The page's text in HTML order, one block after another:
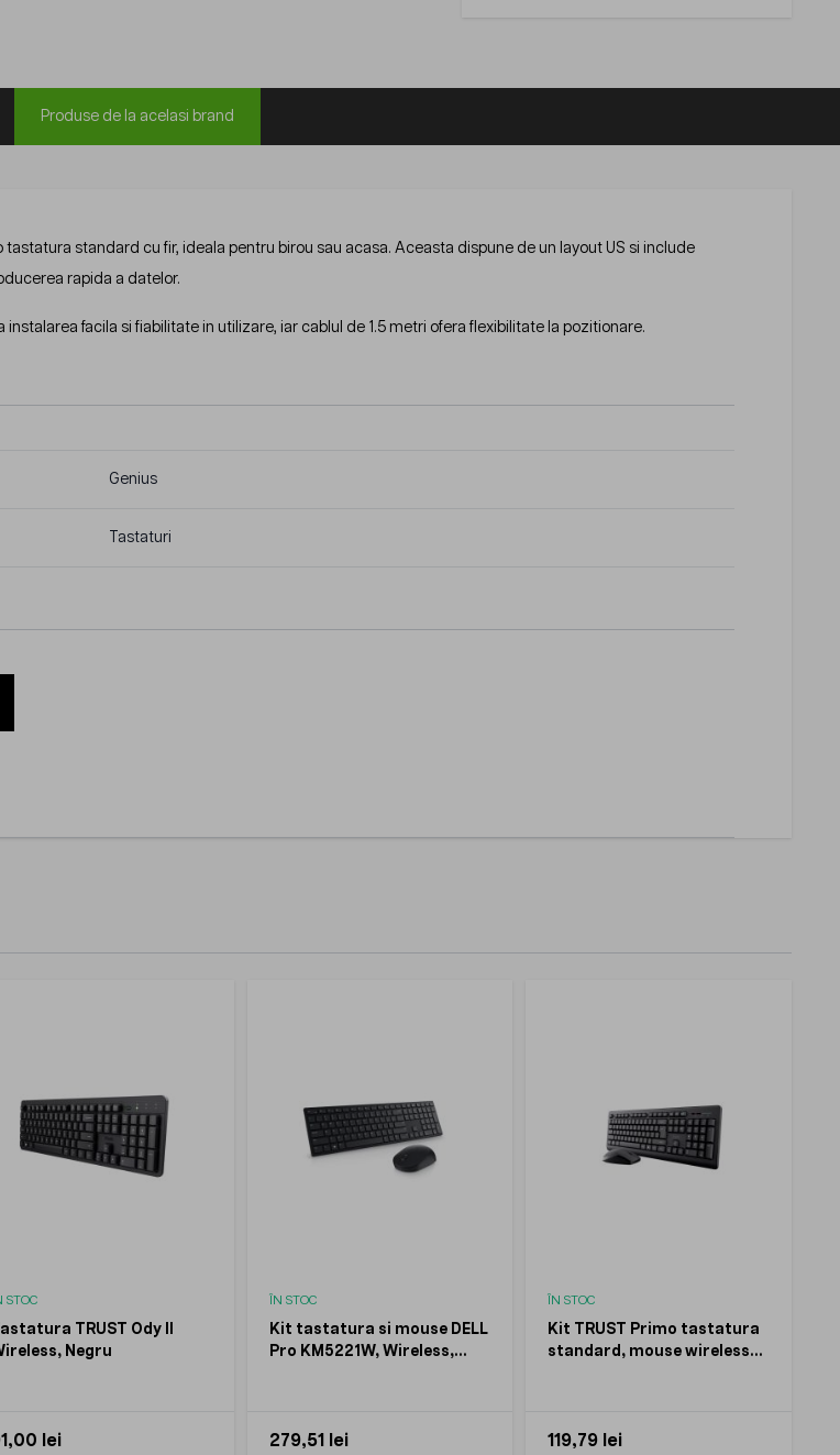
Produse de la acelasi brand
tastatura standard cu fir, ideala pentru birou sau acasa. Aceasta dispune de un layout US si include
rapida a datelor.
instalarea facila si fiabilitate in utilizare, iar cablul de 1.5 metri ofera flexibilitate la pozitionare.
Genius
Tastaturi
STOC
TRUST Ody II
Negru
lei
ÎN STOC
Kit tastatura si mouse DELL
Pro KM5221W, Wireless,
279,51 lei
ÎN STOC
Kit TRUST Primo tastatura
standard, mouse wireless
119,79 lei